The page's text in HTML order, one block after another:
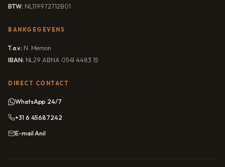
BTW: NL119972712B01
BANKGEGEVENS
T.a.v.: N. Memon
IBAN: NL29 ABNA 0541 4483 15
DIRECT CONTACT
WhatsApp 24/7
+31 6 45687242
E-mail Anil